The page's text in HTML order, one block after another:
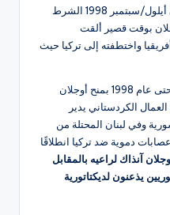
الله أوجلان من منفاه الدمشقي في أيلول/سبتمبر 1998 الشرط
بوقت قصير ألقت
واختطفته إلى تركيا حيث
تكفّل حافظ الأسد والد بشار الأسد حتى عام 1998 بمنح أوجلان
الكردستاني يدير
وفي لبنان المحتلة من
دموية ضد تركيا انطلاقًا
آنذاك لراعيه بالمقابل
يذعنون لديكتاتورية